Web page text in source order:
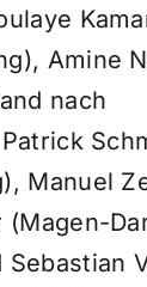
Amine
nach
Manuel
(Magen-